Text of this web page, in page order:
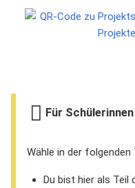
Für
Wähle in der folgenden
Du bist hier als Teil